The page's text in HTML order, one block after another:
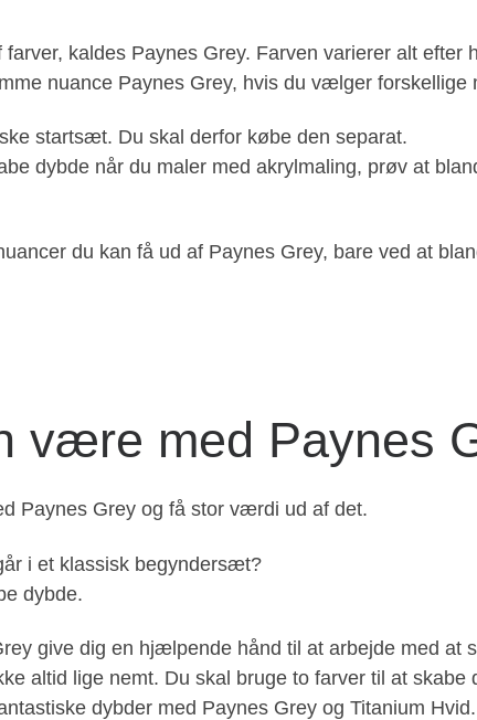
kaldes Paynes Grey. Farven varierer alt efter
nuance Paynes Grey, hvis du vælger forskellige
startsæt. Du skal derfor købe den separat.
dybde når du maler med akrylmaling, prøv at
du kan få ud af Paynes Grey, bare ved at
være med Paynes
Paynes Grey og få stor værdi ud af det.
i et klassisk begyndersæt?
dybde.
give dig en hjælpende hånd til at arbejde med at
altid lige nemt. Du skal bruge to farver til at
dybder med Paynes Grey og Titanium Hvid.